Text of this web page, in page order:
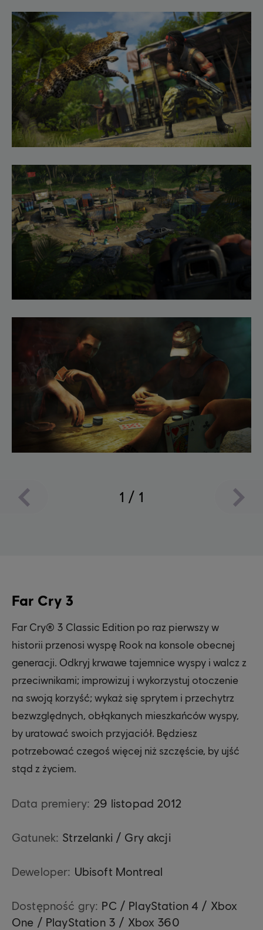
1 / 1
Far Cry 3
Far Cry® 3 Classic Edition po raz pierwszy w
historii przenosi wyspę Rook na konsole obecnej
generacji. Odkryj krwawe tajemnice wyspy i walcz z
przeciwnikami; improwizuj i wykorzystuj otoczenie
na swoją korzyść; wykaż się sprytem i przechytrz
bezwzględnych, obłąkanych mieszkańców wyspy,
by uratować swoich przyjaciół. Będziesz
potrzebować czegoś więcej niż szczęście, by ujść
stąd z życiem.
Data premiery: 29 listopad 2012
Gatunek: Strzelanki / Gry akcji
Deweloper: Ubisoft Montreal
Dostępność gry: PC / PlayStation 4 / Xbox
One / PlayStation 3 / Xbox 360